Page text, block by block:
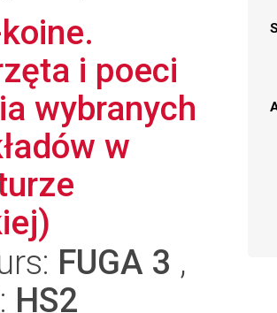
i poeci
wybranych
w
FUGA 3 ,
HS2